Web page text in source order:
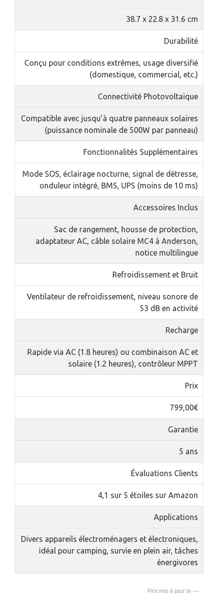
38.7 x 22.8 x 31.6 cm
Durabilité
Conçu pour conditions extrêmes, usage diversifié
(domestique, commercial, etc.)
Connectivité Photovoltaïque
Compatible avec jusqu’à quatre panneaux solaires
(puissance nominale de 500W par panneau)
Fonctionnalités Supplémentaires
Mode SOS, éclairage nocturne, signal de détresse,
onduleur intégré, BMS, UPS (moins de 10 ms)
Accessoires Inclus
Sac de rangement, housse de protection,
adaptateur AC, câble solaire MC4 à Anderson,
notice multilingue
Refroidissement et Bruit
Ventilateur de refroidissement, niveau sonore de
53 dB en activité
Recharge
Rapide via AC (1.8 heures) ou combinaison AC et
solaire (1.2 heures), contrôleur MPPT
Prix
799,00€
Garantie
5 ans
Évaluations Clients
4,1 sur 5 étoiles sur Amazon
Applications
Divers appareils électroménagers et électroniques,
idéal pour camping, survie en plein air, tâches
énergivores
—